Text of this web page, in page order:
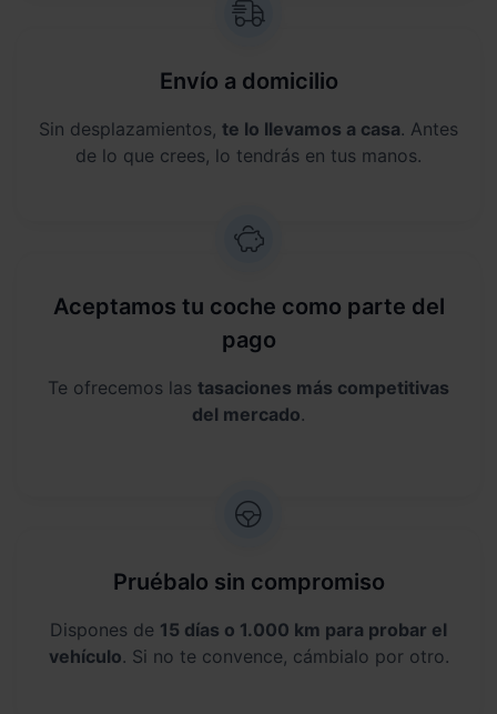
Envío a domicilio
Sin desplazamientos, te lo llevamos a casa. Antes
de lo que crees, lo tendrás en tus manos.
Aceptamos tu coche como parte del
pago
Te ofrecemos las tasaciones más competitivas
del mercado.
Pruébalo sin compromiso
Dispones de 15 días o 1.000 km para probar el
vehículo. Si no te convence, cámbialo por otro.